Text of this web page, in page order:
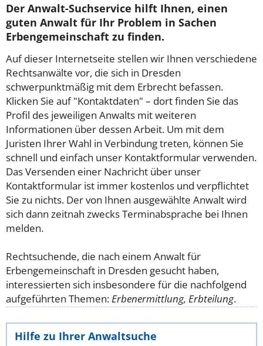
Der Anwalt-Suchservice hilft Ihnen, einen
guten Anwalt für Ihr Problem in Sachen
Erbengemeinschaft zu finden.
Auf dieser Internetseite stellen wir Ihnen verschiedene
Rechtsanwälte vor, die sich in Dresden
schwerpunktmäßig mit dem Erbrecht befassen.
Klicken Sie auf "Kontaktdaten" – dort finden Sie das
Profil des jeweiligen Anwalts mit weiteren
Informationen über dessen Arbeit. Um mit dem
Juristen Ihrer Wahl in Verbindung treten, können Sie
schnell und einfach unser Kontaktformular verwenden.
Das Versenden einer Nachricht über unser
Kontaktformular ist immer kostenlos und verpflichtet
Sie zu nichts. Der von Ihnen ausgewählte Anwalt wird
sich dann zeitnah zwecks Terminabsprache bei Ihnen
melden.
Rechtsuchende, die nach einem Anwalt für
Erbengemeinschaft in Dresden gesucht haben,
interessierten sich insbesondere für die nachfolgend
aufgeführten Themen:Erbenermittlung, Erbteilung.
Hilfe zu Ihrer Anwaltsuche